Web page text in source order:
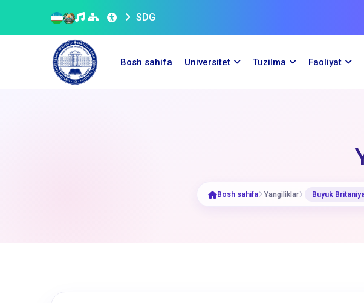
SDG
Bosh sahifa Universitet Tuzilma Faoliyat
Bosh sahifa Yangiliklar ​Buyuk